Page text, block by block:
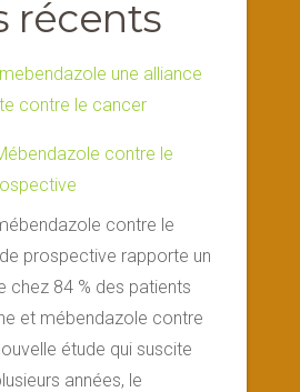
récents
contre le
contre le
prospective rapporte un
chez 84 % des patients
et mébendazole contre
étude qui suscite
années, le